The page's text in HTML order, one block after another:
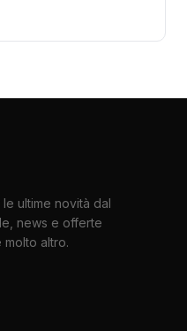
ultime novità dal
news e offerte
molto altro.